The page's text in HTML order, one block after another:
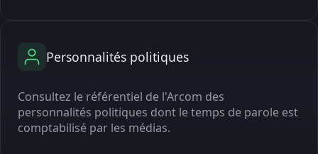
Personnalités politiques
Consultez le référentiel de l'Arcom des
personnalités politiques dont le temps de parole est
comptabilisé par les médias.